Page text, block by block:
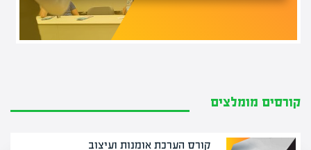
קורסים מומלצים
קורס הערכת אומנות ועיצוב